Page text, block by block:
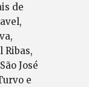
de
Ribas,
José
e